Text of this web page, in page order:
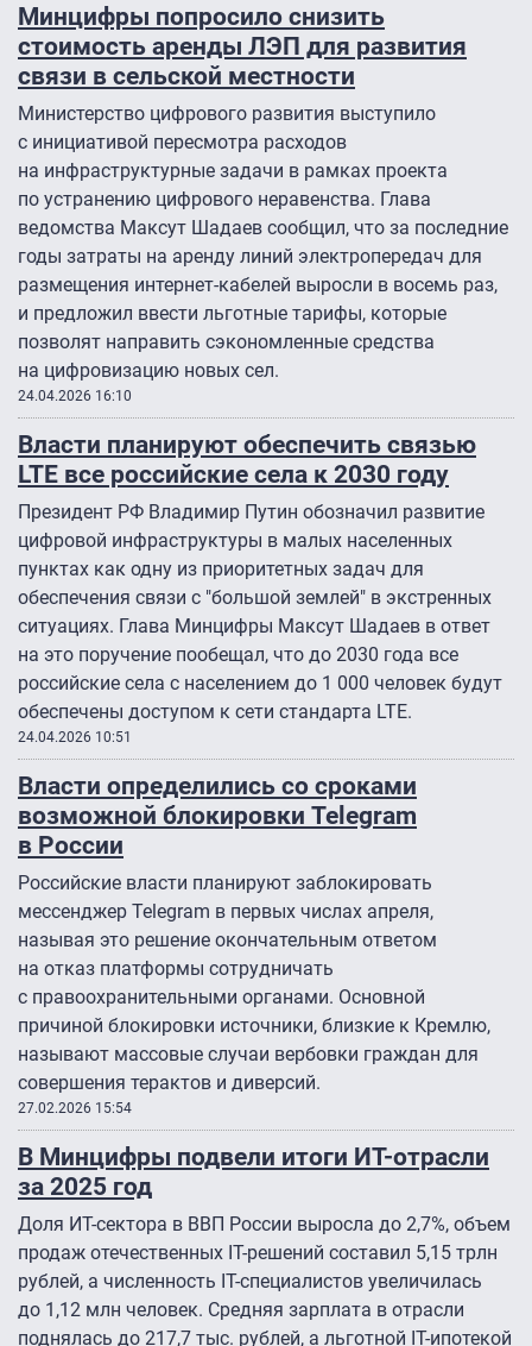
Минцифры попросило снизить
стоимость аренды ЛЭП для развития
связи в сельской местности
Министерство цифрового развития выступило
с инициативой пересмотра расходов
на инфраструктурные задачи в рамках проекта
по устранению цифрового неравенства. Глава
ведомства Максут Шадаев сообщил, что за последние
годы затраты на аренду линий электропередач для
размещения интернет-кабелей выросли в восемь раз,
и предложил ввести льготные тарифы, которые
позволят направить сэкономленные средства
на цифровизацию новых сел.
24.04.2026 16:10
Власти планируют обеспечить связью
LTE все российские села к 2030 году
Президент РФ Владимир Путин обозначил развитие
цифровой инфраструктуры в малых населенных
пунктах как одну из приоритетных задач для
обеспечения связи с "большой землей" в экстренных
ситуациях. Глава Минцифры Максут Шадаев в ответ
на это поручение пообещал, что до 2030 года все
российские села с населением до 1 000 человек будут
обеспечены доступом к сети стандарта LTE.
24.04.2026 10:51
Власти определились со сроками
возможной блокировки Telegram
в России
Российские власти планируют заблокировать
мессенджер Telegram в первых числах апреля,
называя это решение окончательным ответом
на отказ платформы сотрудничать
с правоохранительными органами. Основной
причиной блокировки источники, близкие к Кремлю,
называют массовые случаи вербовки граждан для
совершения терактов и диверсий.
27.02.2026 15:54
В Минцифры подвели итоги ИТ-отрасли
за 2025 год
Доля ИТ-сектора в ВВП России выросла до 2,7%, объем
продаж отечественных IT-решений составил 5,15 трлн
рублей, а численность IT-специалистов увеличилась
до 1,12 млн человек. Средняя зарплата в отрасли
поднялась до 217,7 тыс. рублей, а льготной IT-ипотекой